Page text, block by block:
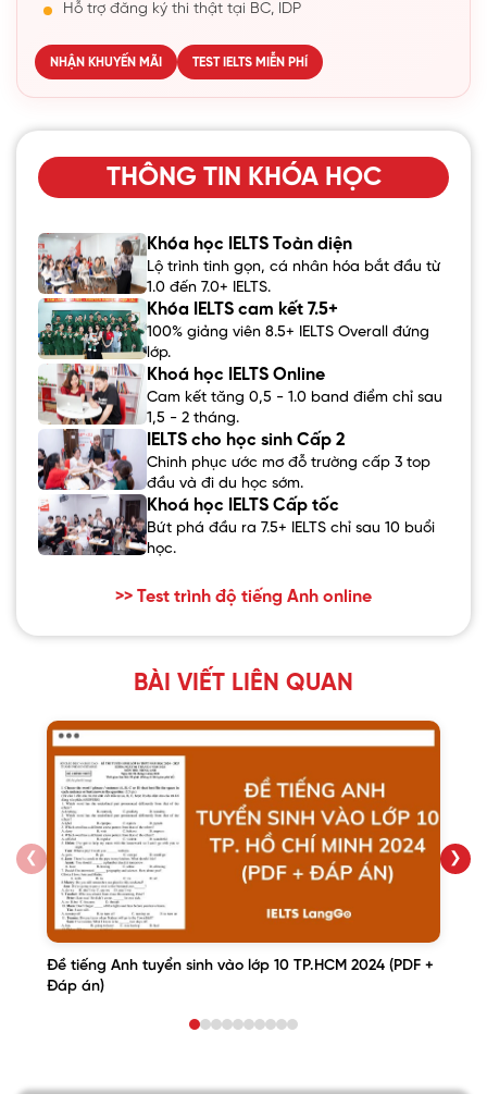
Hỗ trợ đăng ký thi thật tại BC, IDP
NHẬN KHUYẾN MÃI TEST IELTS MIỄN PHÍ
THÔNG TIN KHÓA HỌC
Khóa học IELTS Toàn diện
Lộ trình tinh gọn, cá nhân hóa bắt đầu từ
1.0 đến 7.0+ IELTS.
Khóa IELTS cam kết 7.5+
100% giảng viên 8.5+ IELTS Overall đứng
lớp.
Khoá học IELTS Online
Cam kết tăng 0,5 - 1.0 band điểm chỉ sau
1,5 - 2 tháng.
IELTS cho học sinh Cấp 2
Chinh phục ước mơ đỗ trường cấp 3 top
đầu và đi du học sớm.
Khoá học IELTS Cấp tốc
Bứt phá đầu ra 7.5+ IELTS chỉ sau 10 buổi
học.
>> Test trình độ tiếng Anh online
BÀI VIẾT LIÊN QUAN
❮
Đề tiếng Anh tuyển sinh vào lớp 10 TP.HCM 2024 (PDF +
Đáp án)
❯